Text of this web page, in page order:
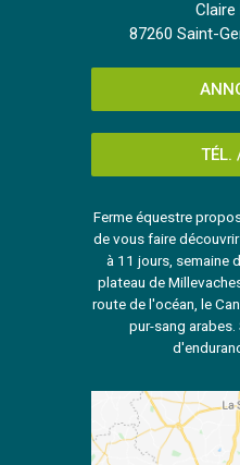
Claire
87260 Saint-
TÉL.
Ferme équestre
de vous faire
à 11 jours, semaine
plateau de
route de l'océan, le
pur-sang arabes.